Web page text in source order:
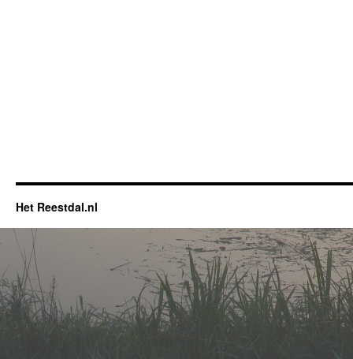
Het Reestdal.nl